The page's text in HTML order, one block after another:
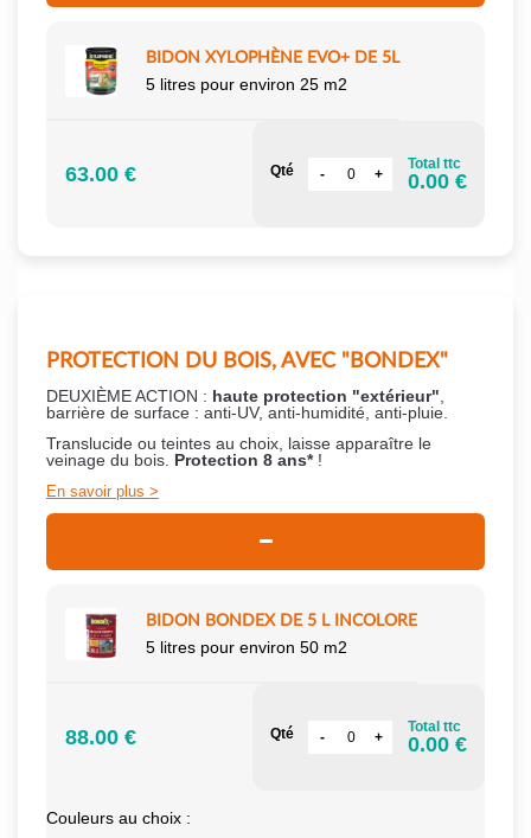
BIDON XYLOPHÈNE EVO+ DE 5L
5 litres pour environ 25 m2
63.00 € Qté Total ttc
0.00 €
PROTECTION DU BOIS, AVEC "BONDEX"
DEUXIÈME ACTION : haute protection "extérieur"
barrière de surface : anti-UV, anti-humidité, anti-pluie.
Translucide ou teintes au choix, laisse apparaître le
veinage du bois. Protection 8 ans*!
En savoir plus
BIDON BONDEX DE 5 L INCOLORE
5 litres pour environ 50 m2
88.00 € Qté Total ttc
0.00 €
Couleurs au choix :